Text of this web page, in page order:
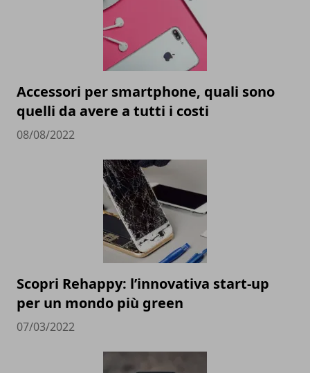
Accessori per smartphone, quali sono
quelli da avere a tutti i costi
08/08/2022
Scopri Rehappy: l’innovativa start-up
per un mondo più green
07/03/2022